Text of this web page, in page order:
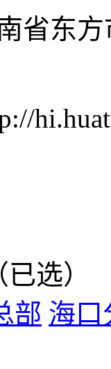
省东
已选）
部 海口